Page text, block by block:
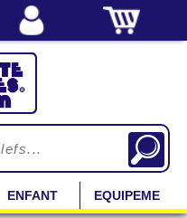
ENFANT EQUIPEMENT